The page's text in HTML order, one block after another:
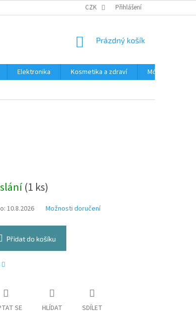
OCHRANY OSOBNÍCH ÚDAJŮ ČASTÉ DOTAZY A
CZK Přihlášení
NÁKUPNÍ
Prázdný košík
Elektronika Kosmetika a zdraví Móda
(1 ks)
10.8.2026 Možnosti doručení
Přidat do košíku
SE HLÍDAT SDÍLET